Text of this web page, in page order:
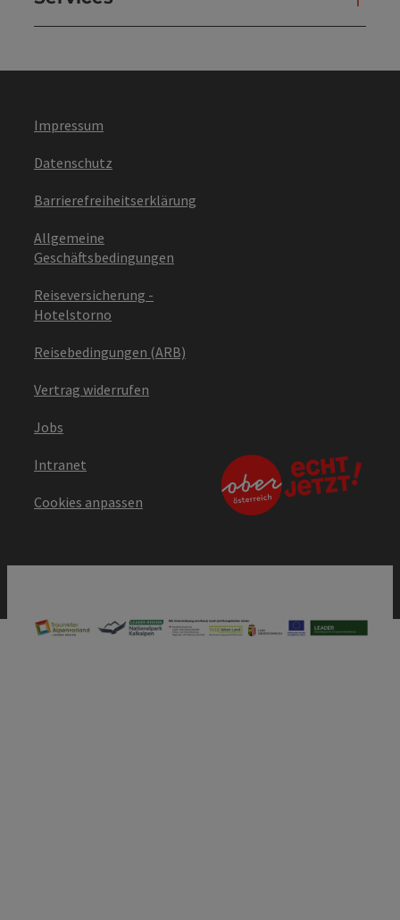
Impressum
Datenschutz
Barrierefreiheitserklärung
Allgemeine
Geschäftsbedingungen
Reiseversicherung -
Hotelstorno
Reisebedingungen (ARB)
Vertrag widerrufen
Jobs
Intranet
Cookies anpassen